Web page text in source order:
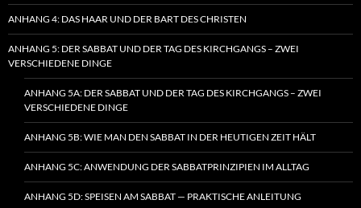
ANHANG 4: DAS HAAR UND DER BART DES CHRISTEN
ANHANG 5: DER SABBAT UND DER TAG DES KIRCHGANGS – ZWEI
VERSCHIEDENE DINGE
ANHANG 5A: DER SABBAT UND DER TAG DES KIRCHGANGS – ZWEI
VERSCHIEDENE DINGE
ANHANG 5B: WIE MAN DEN SABBAT IN DER HEUTIGEN ZEIT HÄLT
ANHANG 5C: ANWENDUNG DER SABBATPRINZIPIEN IM ALLTAG
ANHANG 5D: SPEISEN AM SABBAT — PRAKTISCHE ANLEITUNG